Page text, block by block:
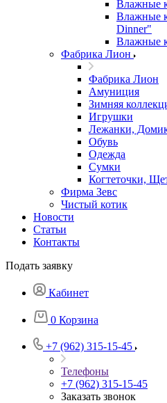
Влажные
Влажные
Dinner"
Влажные
Фабрика Лион
Фабрика Лион
Амуниция
Зимняя
Игрушки
Лежанки,
Обувь
Одежда
Сумки
Когтеточки,
Фирма Зевс
Чистый котик
Новости
Статьи
Контакты
Подать заявку
Кабинет
0 Корзина
+7 (962) 315-15-45
Телефоны
+7 (962) 315-15-45
Заказать звонок